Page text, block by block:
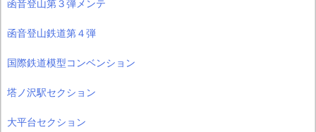
函音登山第３弾メンテ
函音登山鉄道第４弾
国際鉄道模型コンベンション
塔ノ沢駅セクション
大平台セクション